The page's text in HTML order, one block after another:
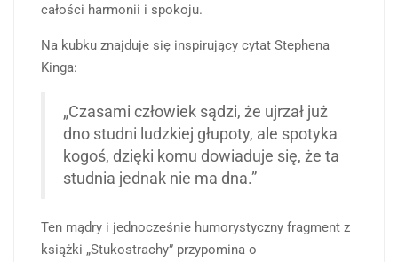
całości harmonii i spokoju.
Na kubku znajduje się inspirujący cytat Stephena
Kinga:
„Czasami człowiek sądzi, że ujrzał już
dno studni ludzkiej głupoty, ale spotyka
kogoś, dzięki komu dowiaduje się, że ta
studnia jednak nie ma dna.”
Ten mądry i jednocześnie humorystyczny fragment z
książki „Stukostrachy” przypomina o